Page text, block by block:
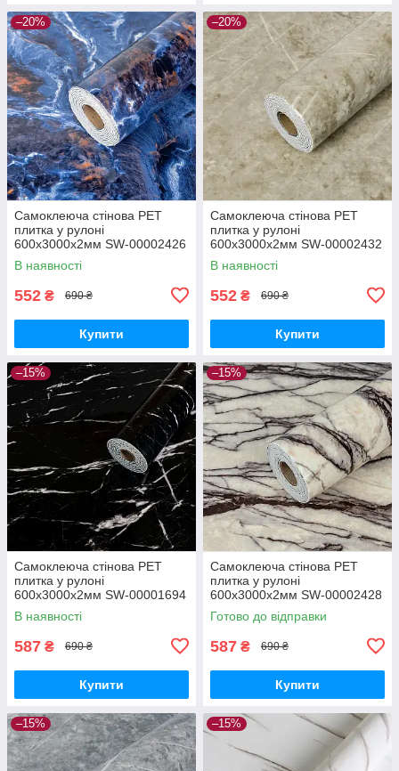
–20%
Самоклеюча стінова PET
плитка у рулоні
600х3000х2мм SW-00002426
В наявності
552 ₴ 690 ₴
Купити
–20%
Самоклеюча стінова PET
плитка у рулоні
600х3000х2мм SW-00002432
В наявності
552 ₴ 690 ₴
Купити
–15%
Самоклеюча стінова PET
плитка у рулоні
600х3000х2мм SW-00001694
В наявності
587 ₴ 690 ₴
Купити
–15%
Самоклеюча стінова PET
плитка у рулоні
600х3000х2мм SW-00002428
Готово до відправки
587 ₴ 690 ₴
Купити
–15% –15%